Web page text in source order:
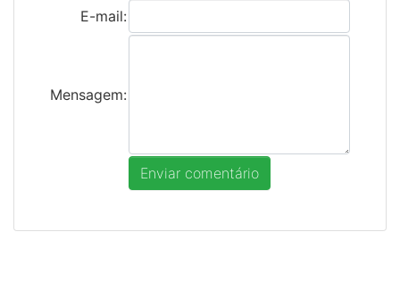
E-mail:
Mensagem: